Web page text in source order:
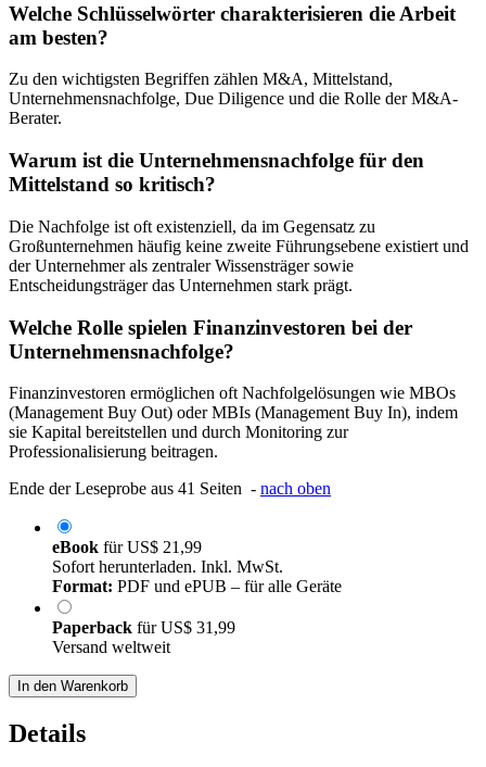
Welche Schlüsselwörter charakterisieren die Arbeit
am besten?
Zu den wichtigsten Begriffen zählen M&A, Mittelstand,
Unternehmensnachfolge, Due Diligence und die Rolle der M&A-
Berater.
Warum ist die Unternehmensnachfolge für den
Mittelstand so kritisch?
Die Nachfolge ist oft existenziell, da im Gegensatz zu
Großunternehmen häufig keine zweite Führungsebene existiert und
der Unternehmer als zentraler Wissensträger sowie
Entscheidungsträger das Unternehmen stark prägt.
Welche Rolle spielen Finanzinvestoren bei der
Unternehmensnachfolge?
Finanzinvestoren ermöglichen oft Nachfolgelösungen wie MBOs
(Management Buy Out) oder MBIs (Management Buy In), indem
sie Kapital bereitstellen und durch Monitoring zur
Professionalisierung beitragen.
Ende der Leseprobe aus 41 Seiten - nach oben
eBook fürUS$ 21,99
Sofort herunterladen. Inkl. MwSt.
Format: PDF und ePUB – für alle Geräte
Paperback fürUS$ 31,99
Versand weltweit
In den Warenkorb
Details